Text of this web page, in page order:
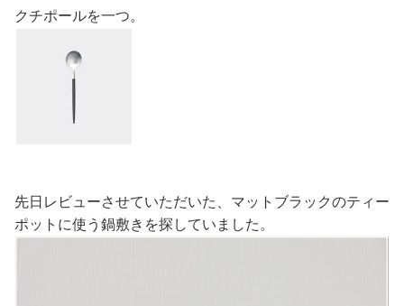
クチポールを一つ。
先日レビューさせていただいた、マットブラックのティー
ポットに使う鍋敷きを探していました。